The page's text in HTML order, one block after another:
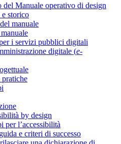
del Manuale operativo di design
e storico
manuale
i servizi pubblici digitali
digitale (e-
by design
per l’accessibilità
e criteri di successo